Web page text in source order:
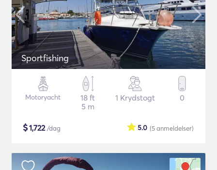
Sportfishing
Motoryacht
18 ft
5 m
1 Krydstogt 0
$1,722/dag (5anmeldelser)
5.0